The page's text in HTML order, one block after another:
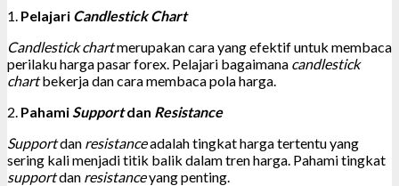
1. Pelajari Candlestick Chart
Candlestick chartmerupakan cara yang efektif untuk membaca
perilaku harga pasar forex. Pelajari bagaimana candlestick
chartbekerja dan cara membaca pola harga.
2. Pahami Supportdan Resistance
Supportdan resistanceadalah tingkat harga tertentu yang
sering kali menjadi titik balik dalam tren harga. Pahami tingkat
supportdan resistanceyang penting.